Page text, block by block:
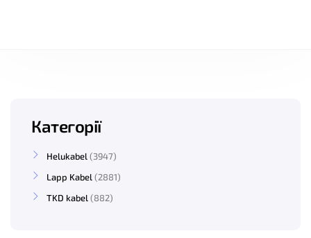
Категорії
Helukabel
3947
Lapp Kabel
2881
TKD kabel
882